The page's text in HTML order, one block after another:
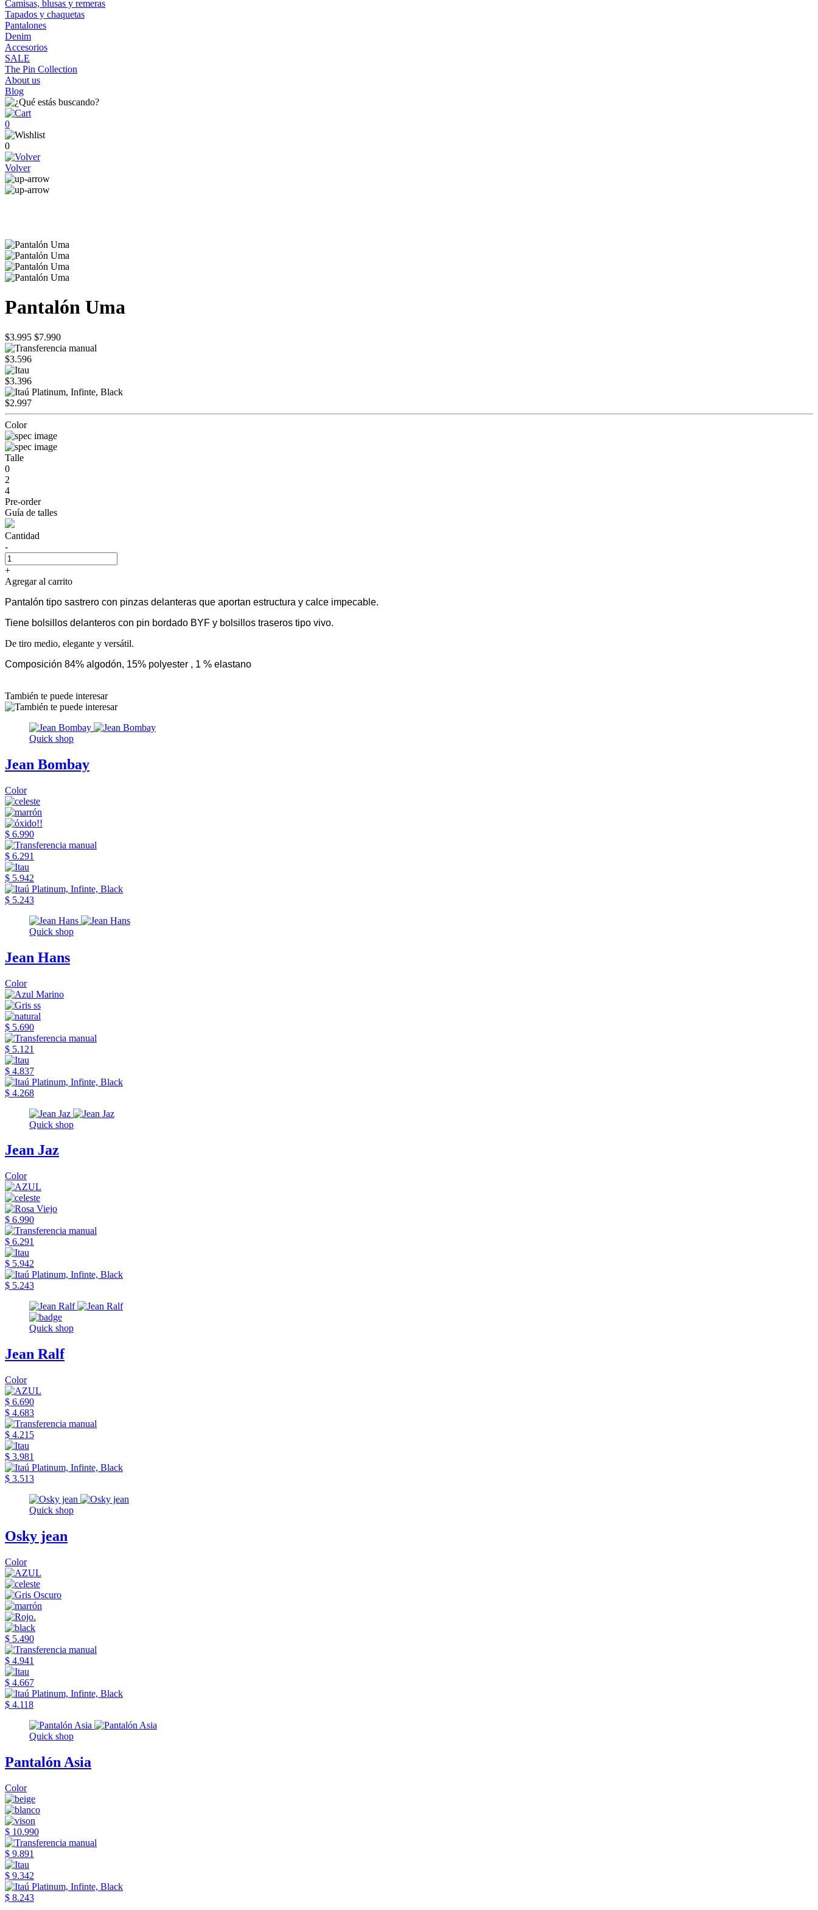
Camisas, blusas y remeras
Tapados y chaquetas
Pantalones
Denim
Accesorios
SALE
The Pin Collection
About us
Blog
0
0
Volver
Pantalón Uma
$3.995 $7.990
$3.596
$3.396
$2.997
Color
Talle
0
2
4
Pre-order
Guía de talles
Cantidad
-
+
Agregar al carrito
Pantalón tipo sastrero con pinzas delanteras que aportan estructura y calce impecable.
Tiene bolsillos delanteros con pin bordado BYF y bolsillos traseros tipo vivo.
De tiro medio, elegante y versátil.
Composición 84% algodón, 15% polyester , 1 % elastano
También te puede interesar
Quick shop
Jean Bombay
Color
$ 6.990
$ 6.291
$ 5.942
$ 5.243
Quick shop
Jean Hans
Color
$ 5.690
$ 5.121
$ 4.837
$ 4.268
Quick shop
Jean Jaz
Color
$ 6.990
$ 6.291
$ 5.942
$ 5.243
Quick shop
Jean Ralf
Color
$ 6.690
$ 4.683
$ 4.215
$ 3.981
$ 3.513
Quick shop
Osky jean
Color
$ 5.490
$ 4.941
$ 4.667
$ 4.118
Quick shop
Pantalón Asia
Color
$ 10.990
$ 9.891
$ 9.342
$ 8.243